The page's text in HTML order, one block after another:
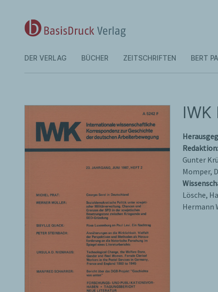
DER VERLAG BÜCHER ZEITSCHRIFTEN BERT
Redaktion:
Gunter
Momper,
Lösche,
Hermann